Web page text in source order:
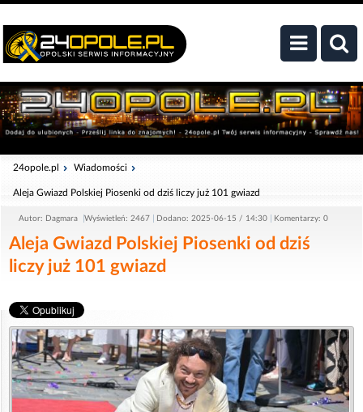
24opole.pl Wiadomości
Aleja Gwiazd Polskiej Piosenki od dziś liczy już 101 gwiazd
Autor: Dagmara Wyświetleń: 2467 Dodano: 2025-06-15 / 14:30 Komentarzy: 0
Aleja Gwiazd Polskiej Piosenki od dziś
liczy już 101 gwiazd